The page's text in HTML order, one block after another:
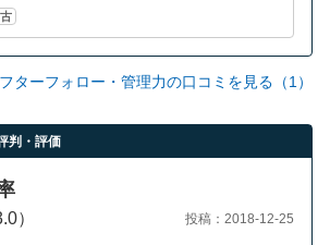
ターフォロー・管理力の口コミを見る（1）
判・評価
） 投稿：2018-12-25